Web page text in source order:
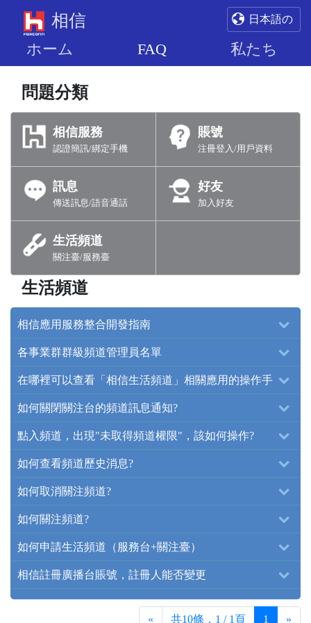
相信
ホーム FAQ 私たち
日本語の
問題分類
相信服務
認證簡訊/綁定手機
賬號
注冊登入/用戶資料
訊息
傳送訊息/語音通話
好友
加入好友
生活頻道
關注臺/服務臺
生活頻道
相信應用服務整合開發指南
各事業群群級頻道管理員名單
在哪裡可以查看「相信生活頻道」相關應用的操作手
冊？
如何關閉關注台的頻道訊息通知?
點入頻道，出現"未取得頻道權限"，該如何操作?
如何查看頻道歷史消息?
如何取消關注頻道?
如何關注頻道?
如何申請生活頻道（服務台+關注臺）
相信註冊廣播台賬號，註冊人能否變更
« 共10條，1 / 1頁 1 »